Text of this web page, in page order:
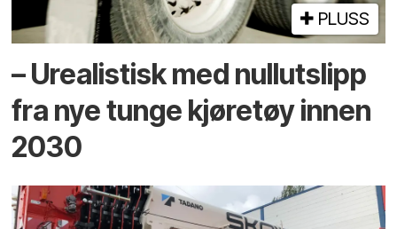
PLUSS
– Urealistisk med nullutslipp
fra nye tunge kjøretøy innen
2030